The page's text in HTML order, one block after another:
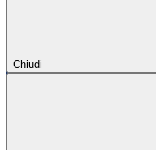
Chiudi